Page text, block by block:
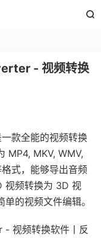

- 视频转换
一款全能的视频转换
MP4, MKV, WMV,
式，能够导出音频
视频转换为 3D 视
的视频文件编辑。